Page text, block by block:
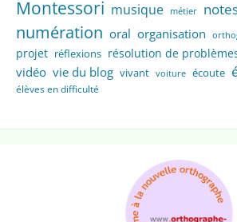
Montessori musique métier
numération oral organisation
projet réflexions résolution de
vidéo vie du blog vivant voiture écoute
élèves en difficulté